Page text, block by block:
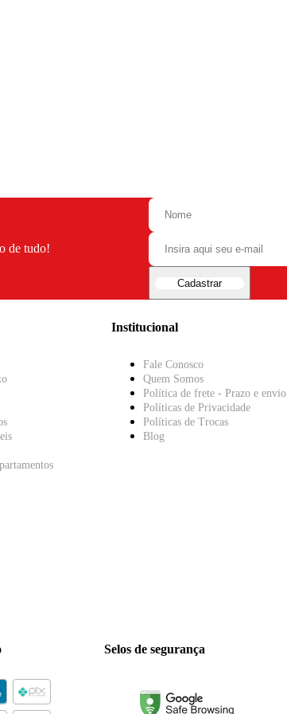
de tudo!
Cadastrar
Institucional
Fale Conosco
Quem Somos
Política de frete - Prazo e envio
Políticas de Privacidade
Políticas de Trocas
Blog
Selos de segurança